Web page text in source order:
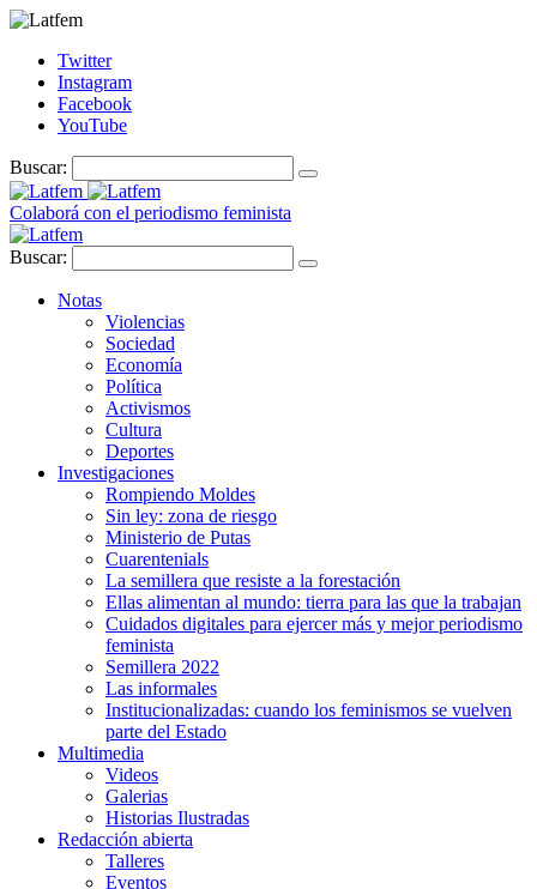
Twitter
Instagram
Facebook
YouTube
Buscar:
Colaborá con el periodismo feminista
Buscar:
Notas
Violencias
Sociedad
Economía
Política
Activismos
Cultura
Deportes
Investigaciones
Rompiendo Moldes
Sin ley: zona de riesgo
Ministerio de Putas
Cuarentenials
La semillera que resiste a la forestación
Ellas alimentan al mundo: tierra para las que la trabajan
Cuidados digitales para ejercer más y mejor periodismo
feminista
Semillera 2022
Las informales
Institucionalizadas: cuando los feminismos se vuelven
parte del Estado
Multimedia
Videos
Galerias
Historias Ilustradas
Redacción abierta
Talleres
Eventos